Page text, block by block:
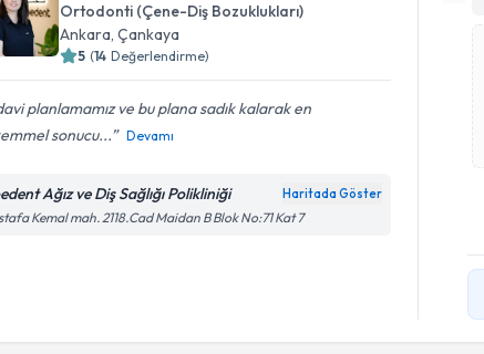
Ortodonti (Çene-Diş Bozuklukları)
Ankara, Çankaya
5 (14 Değerlendirme)
planlamamız ve bu plana sadık kalarak en
sonucu...
Devamı
Ağız ve Diş Sağlığı Polikliniği Haritada Göster
Kemal mah. 2118.Cad Maidan B Blok No:71 Kat 7